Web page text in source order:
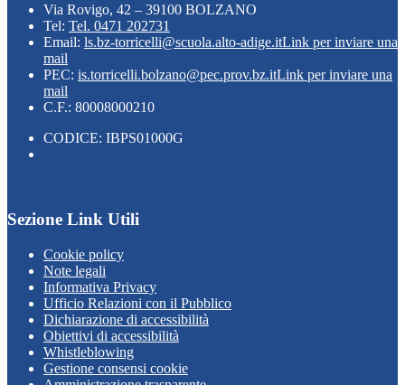
Via Rovigo, 42 – 39100 BOLZANO
Tel: Tel. 0471 202731
Email: ls.bz-torricelli@scuola.alto-adige.itLink per inviare una
mail
PEC: is.torricelli.bolzano@pec.prov.bz.itLink per inviare una
mail
C.F.: 80008000210
CODICE: IBPS01000G
Sezione Link Utili
Cookie policy
Note legali
Informativa Privacy
Ufficio Relazioni con il Pubblico
Dichiarazione di accessibilità
Obiettivi di accessibilità
Whistleblowing
Gestione consensi cookie